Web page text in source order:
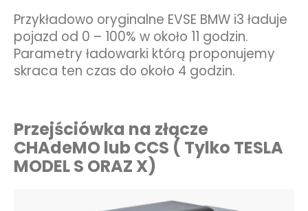
Przykładowo oryginalne EVSE BMW i3 ładuje
pojazd od 0 – 100% w około 11 godzin.
Parametry ładowarki którą proponujemy
skraca ten czas do około 4 godzin.
Przejściówka na złącze
CHAdeMO lub CCS ( Tylko TESLA
MODEL S ORAZ X)